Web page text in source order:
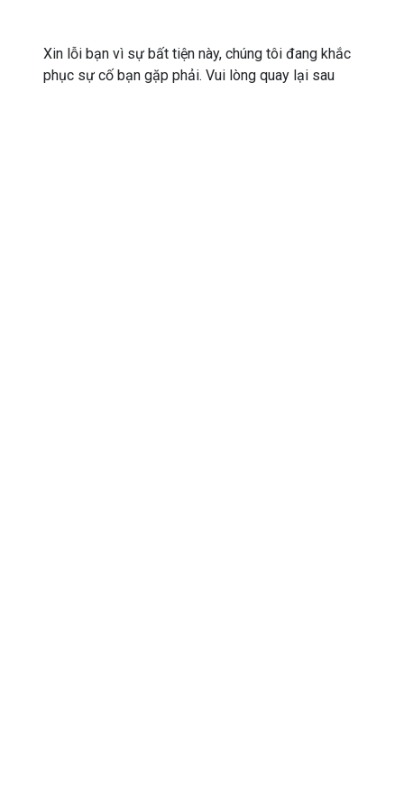
Xin lỗi bạn vì sự bất tiện này, chúng tôi đang khắc
phục sự cố bạn gặp phải. Vui lòng quay lại sau